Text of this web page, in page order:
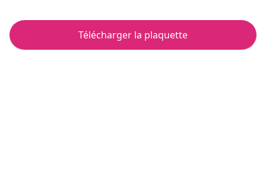
Télécharger la plaquette